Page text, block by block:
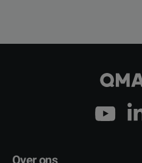
Over ons